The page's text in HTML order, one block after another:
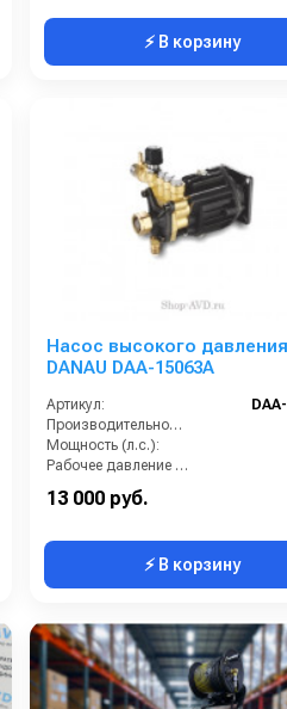
⚡ В корзину
Насос высокого давления
DANAU DAA-15063A
Артикул:
Производительность (л/мин):
Мощность (л.с.):
Рабочее давление (бар):
Габариты (ДхШхВ):
13 000 руб.
⚡ В корзину